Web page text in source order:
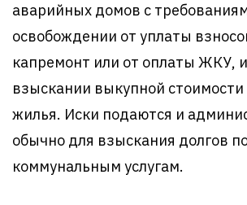
аварийных домов с
освобождении от уплаты
капремонт или от оплаты ЖКУ,
взыскании выкупной
жилья. Иски подаются и
обычно для взыскания долгов
коммунальным услугам.